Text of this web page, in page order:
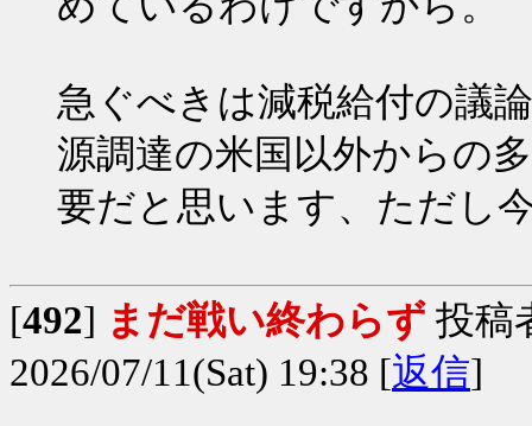
急ぐべきは減税給付の議
源調達の米国以外からの
要だと思います、ただし
[492] まだ戦い終わらず 投稿
2026/07/11(Sat) 19:38 [返信]